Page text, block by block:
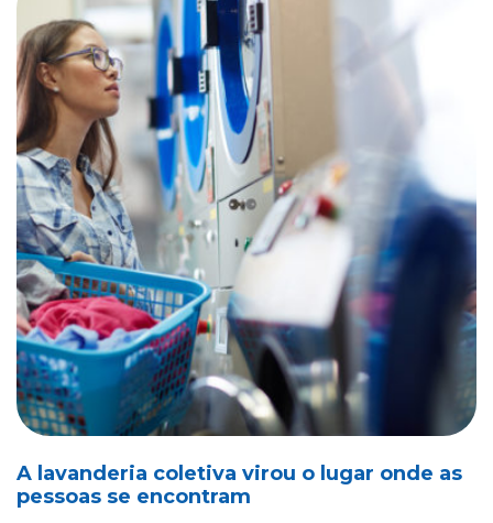
A lavanderia coletiva virou o lugar onde as
pessoas se encontram